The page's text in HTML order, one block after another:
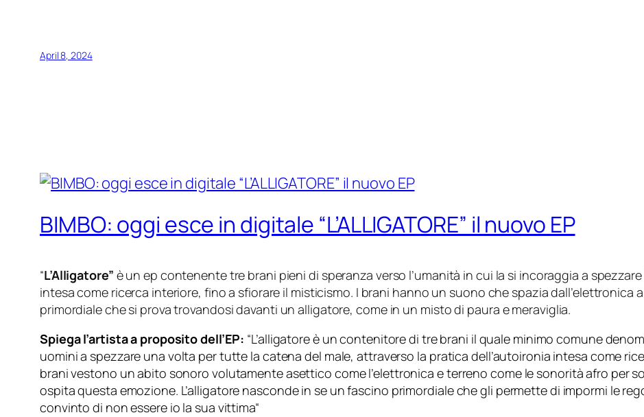
April 8, 2024
BIMBO: oggi esce in digitale “L’ALLIGATORE” il nuovo EP
“L’Alligatore” è un ep contenente tre brani pieni di speranza verso l’umanità in cui la si incoraggia a spezzare
intesa come ricerca interiore, fino a sfiorare il misticismo. I brani hanno un suono che spazia dall’elettronica
primordiale che si prova trovandosi davanti un alligatore, come in un misto di paura e meraviglia.
Spiega l’artista a proposito dell’EP: “L’alligatore è un contenitore di tre brani il quale minimo comune
uomini a spezzare una volta per tutte la catena del male, attraverso la pratica dell’autoironia intesa come
brani vestono un abito sonoro volutamente asettico come l’elettronica e terreno come le sonorità afro per
ospita questa emozione. L’alligatore nasconde in se un fascino primordiale che gli permette di impormi le
convinto di non essere io la sua vittima“